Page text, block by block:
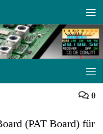
0
(PAT Board) für